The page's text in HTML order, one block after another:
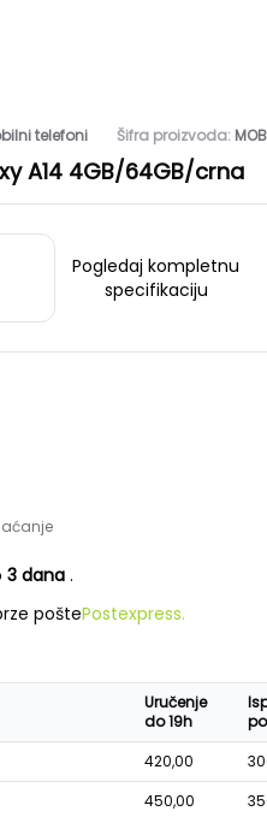
telefoni Šifra proizvoda:
A14 4GB/64GB/crna
Pogledaj kompletnu
specifikaciju
3 dana .
poštePostexpress.
Uručenje
do 19h
420,00
450,00